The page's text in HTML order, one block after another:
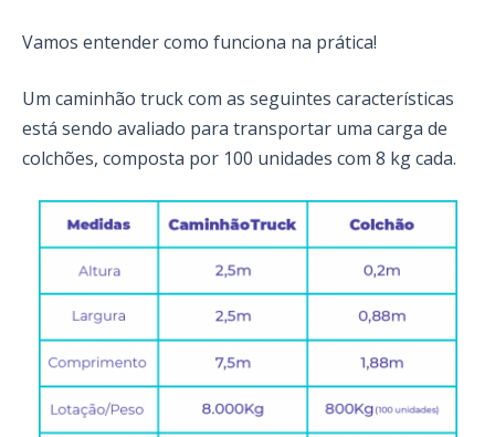
Vamos entender como funciona na prática!
Um caminhão truck com as seguintes características
está sendo avaliado para transportar uma carga de
colchões, composta por 100 unidades com 8 kg cada.